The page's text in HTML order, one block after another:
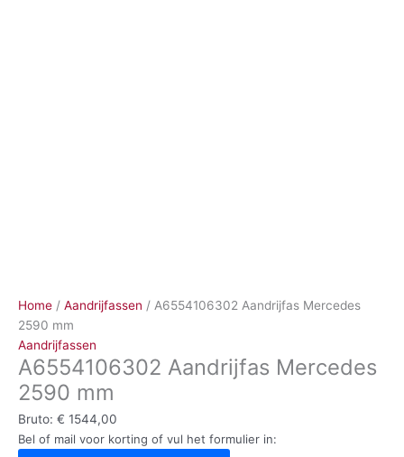
Home / Aandrijfassen / A6554106302 Aandrijfas Mercedes
2590 mm
Aandrijfassen
A6554106302 Aandrijfas Mercedes
2590 mm
Bruto: € 1544,00
Bel of mail voor korting of vul het formulier in: